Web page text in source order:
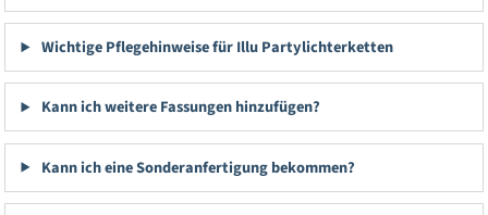
Wichtige Pflegehinweise für Illu Partylichterketten
Kann ich weitere Fassungen hinzufügen?
Kann ich eine Sonderanfertigung bekommen?